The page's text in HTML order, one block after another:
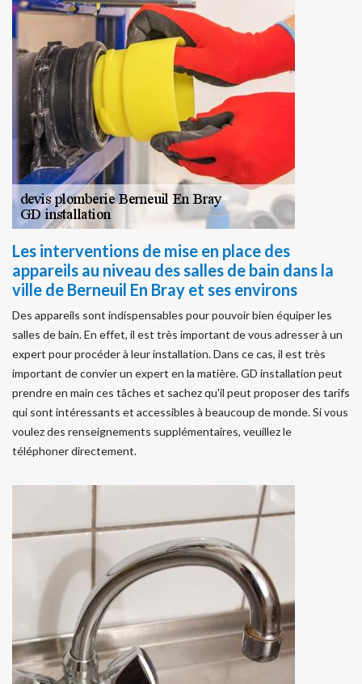
Les interventions de mise en place des
appareils au niveau des salles de bain dans la
ville de Berneuil En Bray et ses environs
Des appareils sont indispensables pour pouvoir bien équiper les
salles de bain. En effet, il est très important de vous adresser à un
expert pour procéder à leur installation. Dans ce cas, il est très
important de convier un expert en la matière. GD installation peut
prendre en main ces tâches et sachez qu'il peut proposer des tarifs
qui sont intéressants et accessibles à beaucoup de monde. Si vous
voulez des renseignements supplémentaires, veuillez le
téléphoner directement.